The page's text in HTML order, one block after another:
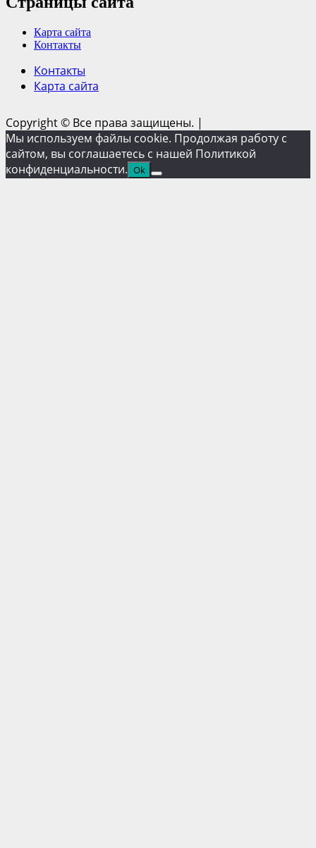
Карта сайта
Контакты
Контакты
Карта сайта
Copyright © Все права защищены. |
Мы используем файлы cookie. Продолжая работу с
сайтом, вы соглашаетесь с нашей Политикой
конфиденциальности. Ok